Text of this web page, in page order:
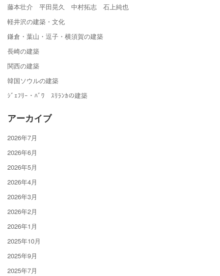
藤本壮介 平田晃久 中村拓志 石上純也
軽井沢の建築・文化
鎌倉・葉山・逗子・横須賀の建築
長崎の建築
関西の建築
韓国ソウルの建築
ｼﾞｪﾌﾘｰ・ﾊﾞﾜ ｽﾘﾗﾝｶの建築
アーカイブ
2026年7月
2026年6月
2026年5月
2026年4月
2026年3月
2026年2月
2026年1月
2025年10月
2025年9月
2025年7月